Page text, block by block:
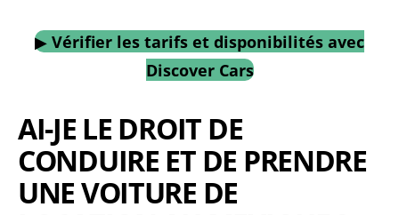
▶ Vérifier les tarifs et disponibilités avec
Discover Cars
AI-JE LE DROIT DE
CONDUIRE ET DE PRENDRE
UNE VOITURE DE